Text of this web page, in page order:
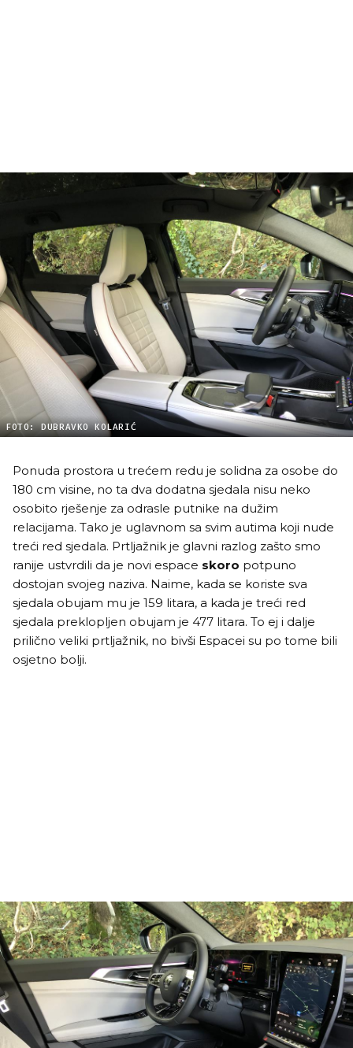
FOTO: DUBRAVKO KOLARIĆ
Ponuda prostora u trećem redu je solidna za osobe do
180 cm visine, no ta dva dodatna sjedala nisu neko
osobito rješenje za odrasle putnike na dužim
relacijama. Tako je uglavnom sa svim autima koji nude
treći red sjedala. Prtljažnik je glavni razlog zašto smo
ranije ustvrdili da je novi espace skoro potpuno
dostojan svojeg naziva. Naime, kada se koriste sva
sjedala obujam mu je 159 litara, a kada je treći red
sjedala preklopljen obujam je 477 litara. To ej i dalje
prilično veliki prtljažnik, no bivši Espacei su po tome bili
osjetno bolji.